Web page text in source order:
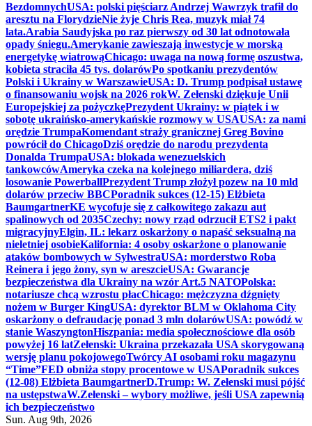
BezdomnychUSA: polski pięściarz Andrzej Wawrzyk trafił do
aresztu na FlorydzieNie żyje Chris Rea, muzyk miał 74
lata.Arabia Saudyjska po raz pierwszy od 30 lat odnotowała
opady śniegu.Amerykanie zawieszają inwestycje w morską
energetykę wiatrowąChicago: uwaga na nową formę oszustwa,
kobieta straciła 45 tys. dolarówPo spotkaniu prezydentów
Polski i Ukrainy w WarszawieUSA: D. Trump podpisał ustawę
o finansowaniu wojsk na 2026 rokW. Zełenski dziękuje Unii
Europejskiej za pożyczkęPrezydent Ukrainy: w piątek i w
sobotę ukraińsko-amerykańskie rozmowy w USAUSA: za nami
orędzie TrumpaKomendant straży granicznej Greg Bovino
powrócił do ChicagoDziś orędzie do narodu prezydenta
Donalda TrumpaUSA: blokada wenezuelskich
tankowcówAmeryka czeka na kolejnego miliardera, dziś
losowanie PowerballPrezydent Trump złożył pozew na 10 mld
dolarów przeciw BBCPoradnik sukces (12-15) Elżbieta
BaumgartnerKE wycofuje się z całkowitego zakazu aut
spalinowych od 2035Czechy: nowy rząd odrzucił ETS2 i pakt
migracyjnyElgin, IL: lekarz oskarżony o napaść seksualną na
nieletniej osobieKalifornia: 4 osoby oskarżone o planowanie
ataków bombowych w SylwestraUSA: morderstwo Roba
Reinera i jego żony, syn w areszcieUSA: Gwarancje
bezpieczeństwa dla Ukrainy na wzór Art.5 NATOPolska:
notariusze chcą wzrostu płacChicago: mężczyzna dźgnięty
nożem w Burger KingUSA: dyrektor BLM w Oklahoma City
oskarżony o defraudację ponad 3 mln dolarówUSA: powódź w
stanie WaszyngtonHiszpania: media społecznościowe dla osób
powyżej 16 latZełenski: Ukraina przekazała USA skorygowaną
wersję planu pokojowegoTwórcy AI osobami roku magazynu
“Time”FED obniża stopy procentowe w USAPoradnik sukces
(12-08) Elżbieta BaumgartnerD.Trump: W. Zełenski musi pójść
na ustępstwaW.Zełenski – wybory możliwe, jeśli USA zapewnią
ich bezpieczeństwo
Sun. Aug 9th, 2026